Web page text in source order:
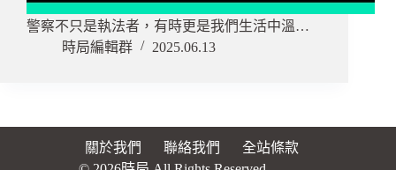
警察不只是執法者，有時更是我們生活中溫…
時局編輯群
2025.06.13
關於我們 聯絡我們
全站條款